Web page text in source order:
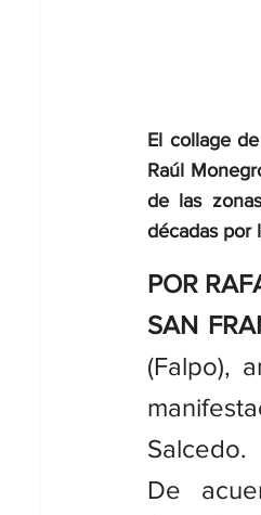
El collage
Raúl
de las
décadas por
POR
SAN
(Falpo),
Salcedo.
De